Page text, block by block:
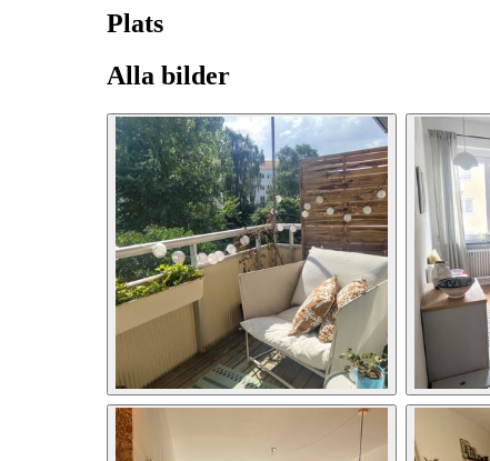
Plats
Alla bilder